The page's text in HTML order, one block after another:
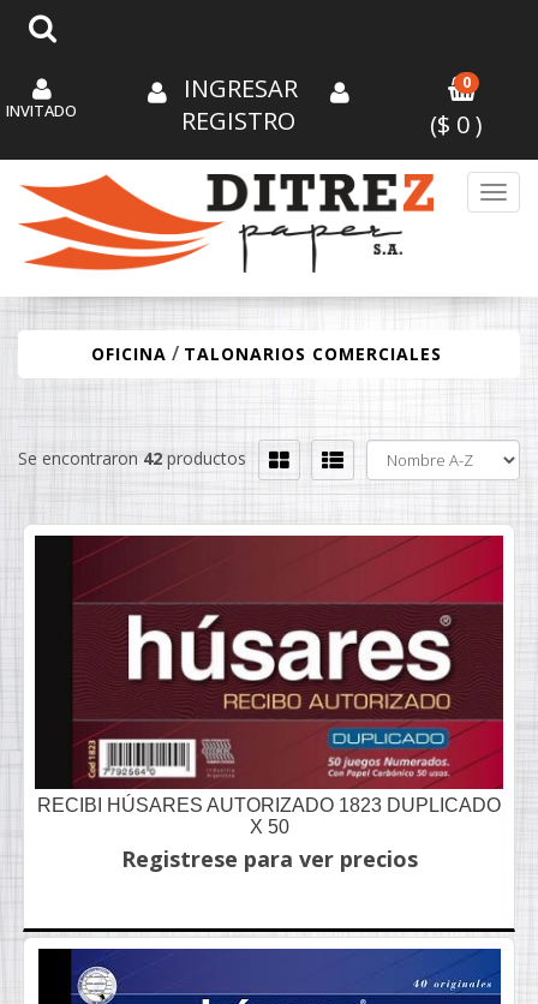
INVITADO
INGRESAR
REGISTRO
0
($ 0)
OFICINA / TALONARIOS COMERCIALES
Se encontraron 42 productos
RECIBI HÚSARES AUTORIZADO 1823 DUPLICADO
X 50
Registrese para ver precios